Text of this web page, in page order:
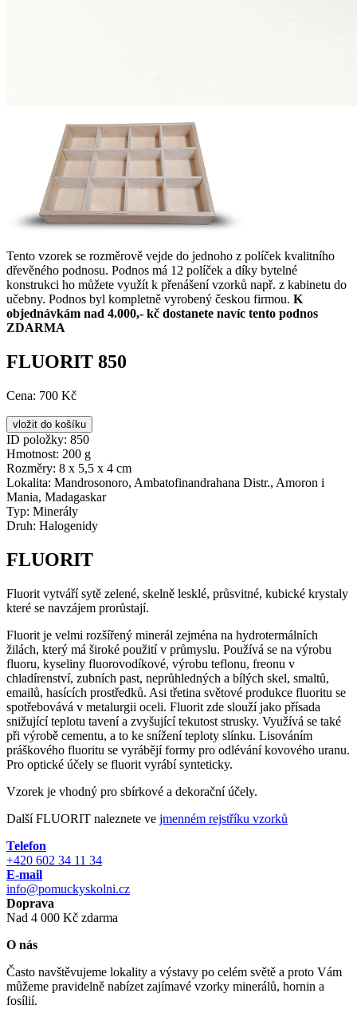
Tento vzorek se rozměrově vejde do jednoho z políček kvalitního
dřevěného podnosu. Podnos má 12 políček a díky bytelné
konstrukci ho můžete využít k přenášení vzorků např. z kabinetu do
učebny. Podnos byl kompletně vyrobený českou firmou. K
objednávkám nad 4.000,- kč dostanete navíc tento podnos
ZDARMA
FLUORIT 850
Cena: 700 Kč
ID položky: 850
Hmotnost: 200 g
Rozměry: 8 x 5,5 x 4 cm
Lokalita: Mandrosonoro, Ambatofinandrahana Distr., Amoron i
Mania, Madagaskar
Typ: Minerály
Druh: Halogenidy
FLUORIT
Fluorit vytváří sytě zelené, skelně lesklé, průsvitné, kubické krystaly
které se navzájem prorůstají.
Fluorit je velmi rozšířený minerál zejména na hydrotermálních
žilách, který má široké použití v průmyslu. Používá se na výrobu
fluoru, kyseliny fluorovodíkové, výrobu teflonu, freonu v
chladírenství, zubních past, neprůhledných a bílých skel, smaltů,
emailů, hasících prostředků. Asi třetina světové produkce fluoritu se
spotřebovává v metalurgii oceli. Fluorit zde slouží jako přísada
snižující teplotu tavení a zvyšující tekutost strusky. Využívá se také
při výrobě cementu, a to ke snížení teploty slínku. Lisováním
práškového fluoritu se vyrábějí formy pro odlévání kovového uranu.
Pro optické účely se fluorit vyrábí synteticky.
Vzorek je vhodný pro sbírkové a dekorační účely.
Další FLUORIT naleznete ve jmenném rejstříku vzorků
Telefon
+420 602 34 11 34
E-mail
info@pomuckyskolni.cz
Doprava
Nad 4 000 Kč zdarma
O nás
Často navštěvujeme lokality a výstavy po celém světě a proto Vám
můžeme pravidelně nabízet zajímavé vzorky minerálů, hornin a
fosílií.